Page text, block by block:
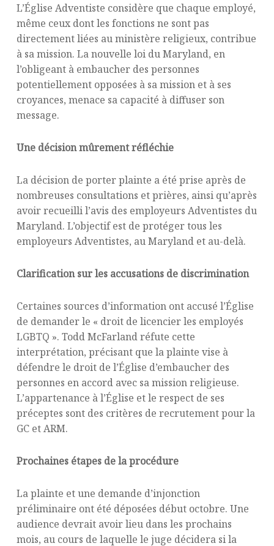
L’Église Adventiste considère que chaque employé,
même ceux dont les fonctions ne sont pas
directement liées au ministère religieux, contribue
à sa mission. La nouvelle loi du Maryland, en
l’obligeant à embaucher des personnes
potentiellement opposées à sa mission et à ses
croyances, menace sa capacité à diffuser son
message.
Une décision mûrement réfléchie
La décision de porter plainte a été prise après de
nombreuses consultations et prières, ainsi qu’après
avoir recueilli l’avis des employeurs Adventistes du
Maryland. L’objectif est de protéger tous les
employeurs Adventistes, au Maryland et au-delà.
Clarification sur les accusations de discrimination
Certaines sources d’information ont accusé l’Église
de demander le « droit de licencier les employés
LGBTQ ». Todd McFarland réfute cette
interprétation, précisant que la plainte vise à
défendre le droit de l’Église d’embaucher des
personnes en accord avec sa mission religieuse.
L’appartenance à l’Église et le respect de ses
préceptes sont des critères de recrutement pour la
GC et ARM.
Prochaines étapes de la procédure
La plainte et une demande d’injonction
préliminaire ont été déposées début octobre. Une
audience devrait avoir lieu dans les prochains
mois, au cours de laquelle le juge décidera si la